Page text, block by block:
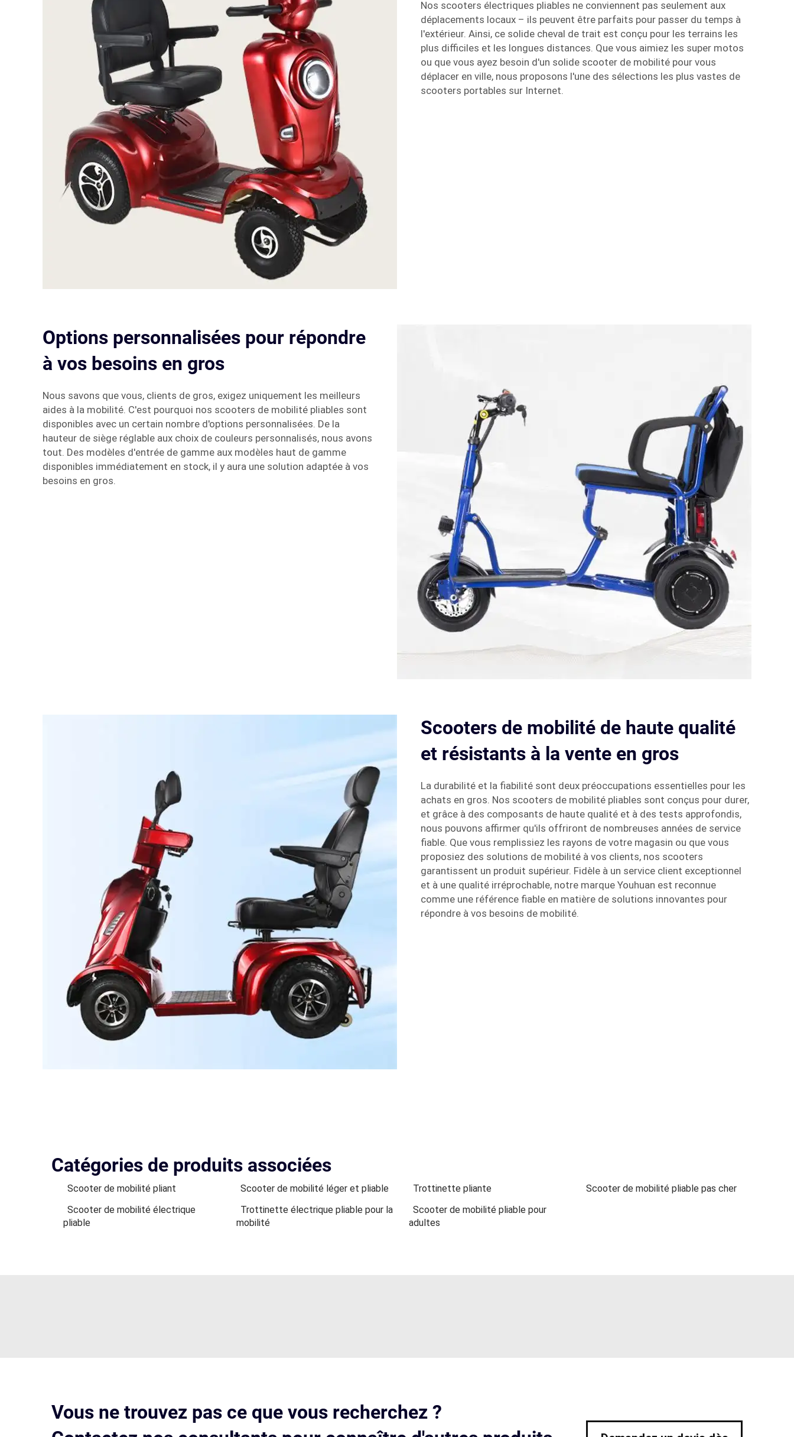
Nos scooters électriques pliables ne conviennent pas seulement aux
déplacements locaux – ils peuvent être parfaits pour passer du temps à
l'extérieur. Ainsi, ce solide cheval de trait est conçu pour les terrains les
plus difficiles et les longues distances. Que vous aimiez les super motos
ou que vous ayez besoin d'un solide scooter de mobilité pour vous
déplacer en ville, nous proposons l'une des sélections les plus vastes de
scooters portables sur Internet.
Options personnalisées pour répondre
à vos besoins en gros
Nous savons que vous, clients de gros, exigez uniquement les meilleurs
aides à la mobilité. C'est pourquoi nos scooters de mobilité pliables sont
disponibles avec un certain nombre d'options personnalisées. De la
hauteur de siège réglable aux choix de couleurs personnalisés, nous avons
tout. Des modèles d'entrée de gamme aux modèles haut de gamme
disponibles immédiatement en stock, il y aura une solution adaptée à vos
besoins en gros.
Scooters de mobilité de haute qualité
et résistants à la vente en gros
La durabilité et la fiabilité sont deux préoccupations essentielles pour les
achats en gros. Nos scooters de mobilité pliables sont conçus pour durer,
et grâce à des composants de haute qualité et à des tests approfondis,
nous pouvons affirmer qu'ils offriront de nombreuses années de service
fiable. Que vous remplissiez les rayons de votre magasin ou que vous
proposiez des solutions de mobilité à vos clients, nos scooters
garantissent un produit supérieur. Fidèle à un service client exceptionnel
et à une qualité irréprochable, notre marque Youhuan est reconnue
comme une référence fiable en matière de solutions innovantes pour
répondre à vos besoins de mobilité.
Catégories de produits associées
Scooter de mobilité pliant Scooter de mobilité léger et pliable Trottinette pliante
Scooter de mobilité pliable pas cher
Scooter de mobilité électrique
pliable
Trottinette électrique pliable pour la
mobilité
Scooter de mobilité pliable pour
adultes
Vous ne trouvez pas ce que vous recherchez ?